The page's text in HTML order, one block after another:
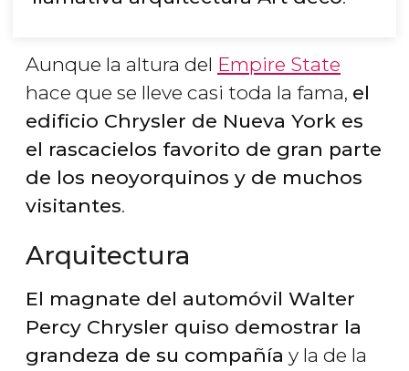
Aunque la altura del Empire State
hace que se lleve casi toda la fama, el
edificio Chrysler de Nueva York es
el rascacielos favorito de gran parte
de los neoyorquinos y de muchos
visitantes.
Arquitectura
El magnate del automóvil Walter
Percy Chrysler quiso demostrar la
grandeza de su compañía y la de la